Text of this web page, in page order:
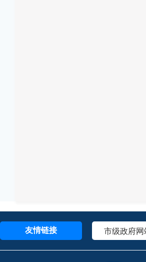
友情链接